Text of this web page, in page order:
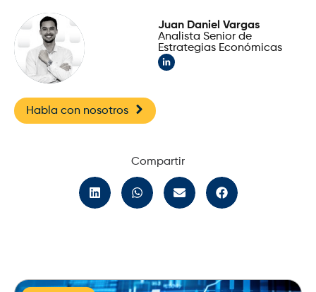
Juan Daniel Vargas
Analista Senior de
Estrategias Económicas
Habla con nosotros
Compartir